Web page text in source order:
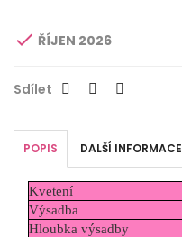
 ŘÍJEN 2026
Sdílet
POPIS DALŠÍ INFORMACE
Kvetení
Výsadba
Hloubka výsadby